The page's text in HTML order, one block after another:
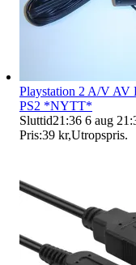
Playstation 2 A/V AV
PS2 *NYTT*
Sluttid21:36 6 aug
Pris:39 kr,Utropspris.